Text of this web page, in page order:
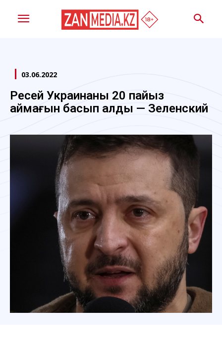
03.06.2022
Ресей Украинаның 20 пайыз
аймағын басып алды — Зеленский